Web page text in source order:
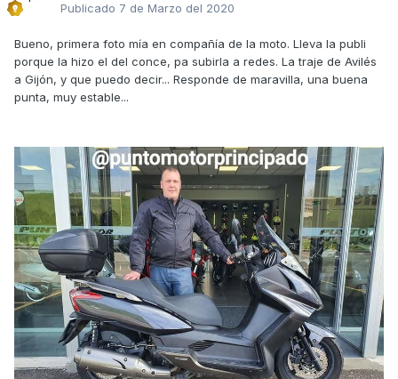
Publicado 7 de Marzo del 2020
Bueno, primera foto mía en compañía de la moto. Lleva la publi
porque la hizo el del conce, pa subirla a redes. La traje de Avilés
a Gijón, y que puedo decir... Responde de maravilla, una buena
punta, muy estable...